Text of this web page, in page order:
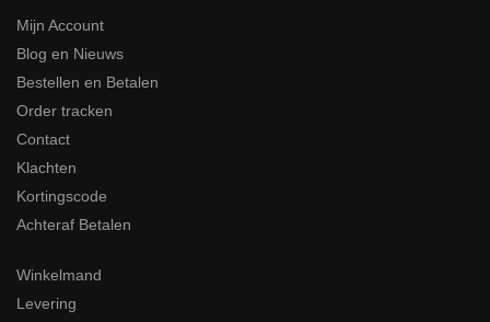
Mijn Account
Blog en Nieuws
Bestellen en Betalen
Order tracken
Contact
Klachten
Kortingscode
Achteraf Betalen
Winkelmand
Levering